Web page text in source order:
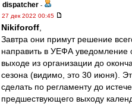
dispatcher -
27 дек 2022 00:45
Nikiforoff
Завтра они примут решение
направить в УЕФА уведомление
выходе из организации до
сезона (видимо, это 30 июня).
сделать по регламенту до
предшествующего выходу